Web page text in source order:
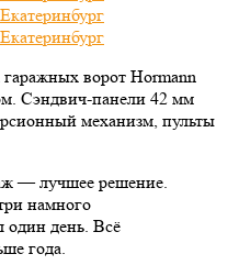
ворот Hormann
Сэндвич-панели 42 мм
механизм, пульты
— лучшее решение.
намного
один день. Всё
года.